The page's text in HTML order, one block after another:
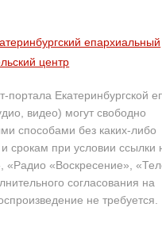
епархиальный
центр
портала Екатеринбургской
видео) могут свободно
способами без каких-либо
срокам при условии ссылки
«Радио «Воскресение»,
согласования на
не требуется.